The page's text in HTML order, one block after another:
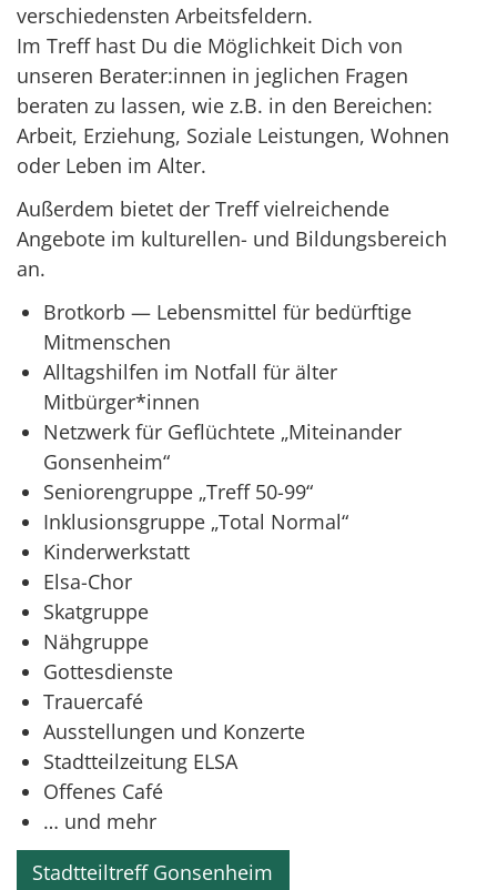
verschiedensten Arbeitsfeldern.
Im Treff hast Du die Möglichkeit Dich von
unseren Berater:innen in jeglichen Fragen
beraten zu lassen, wie z.B. in den Bereichen:
Arbeit, Erziehung, Soziale Leistungen, Wohnen
oder Leben im Alter.
Außerdem bietet der Treff vielreichende
Angebote im kulturellen- und Bildungsbereich
an.
Brotkorb — Lebensmittel für bedürftige
Mitmenschen
Alltagshilfen im Notfall für älter
Mitbürger*innen
Netzwerk für Geflüchtete „Miteinander
Gonsenheim“
Seniorengruppe „Treff 50-99“
Inklusionsgruppe „Total Normal“
Kinderwerkstatt
Elsa-Chor
Skatgruppe
Nähgruppe
Gottesdienste
Trauercafé
Ausstellungen und Konzerte
Stadtteilzeitung ELSA
Offenes Café
… und mehr
Stadtteiltreff Gonsenheim